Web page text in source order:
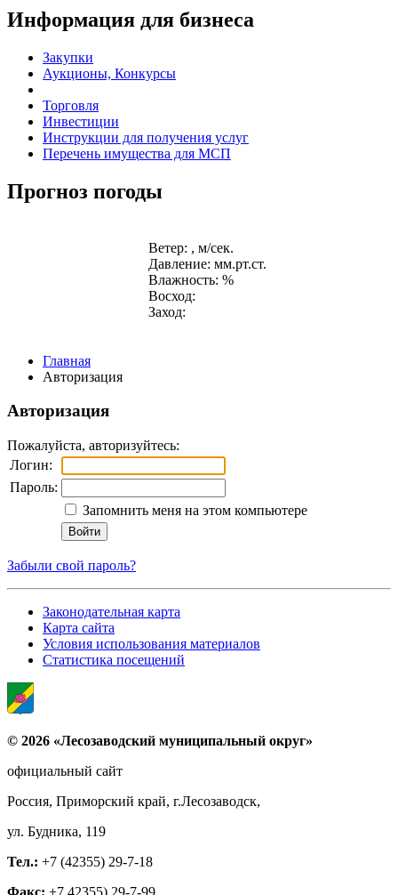
Информация для бизнеса
Закупки
Аукционы, Конкурсы
Торговля
Инвестиции
Инструкции для получения услуг
Перечень имущества для МСП
Прогноз погоды
Ветер: , м/сек.
Давление: мм.рт.ст.
Влажность: %
Восход:
Заход:
Главная
Авторизация
Авторизация
Пожалуйста, авторизуйтесь:
Логин:
Пароль:
Запомнить меня на этом компьютере
Забыли свой пароль?
Законодательная карта
Карта сайта
Условия использования материалов
Статистика посещений
© 2026 «Лесозаводский муниципальный округ»
официальный сайт
Россия, Приморский край, г.Лесозаводск,
ул. Будника, 119
Тел.: +7 (42355) 29-7-18